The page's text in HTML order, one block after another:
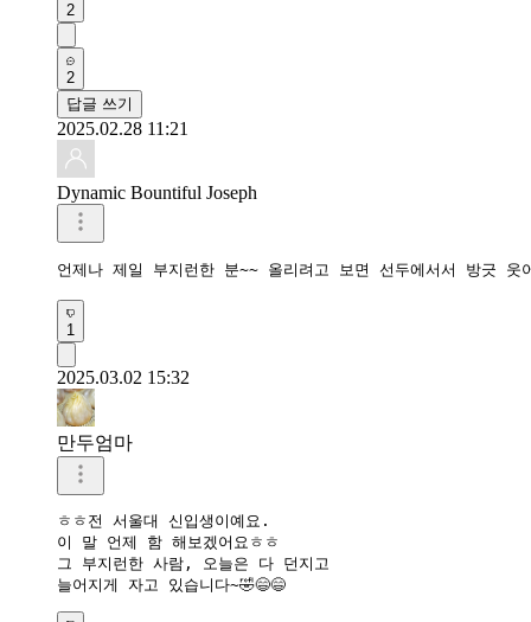
2
2
답글 쓰기
2025.02.28 11:21
Dynamic Bountiful Joseph
언제나 제일 부지런한 분~~ 올리려고 보면 선두에서서 방긋
1
2025.03.02 15:32
만두엄마
ㅎㅎ전 서울대 신입생이예요.
이 말 언제 함 해보겠어요ㅎㅎ
그 부지런한 사람, 오늘은 다 던지고
늘어지게 자고 있습니다~🤣😄😄